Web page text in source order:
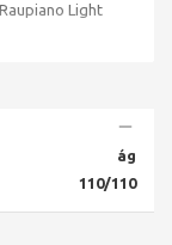
Light
ág
110/110